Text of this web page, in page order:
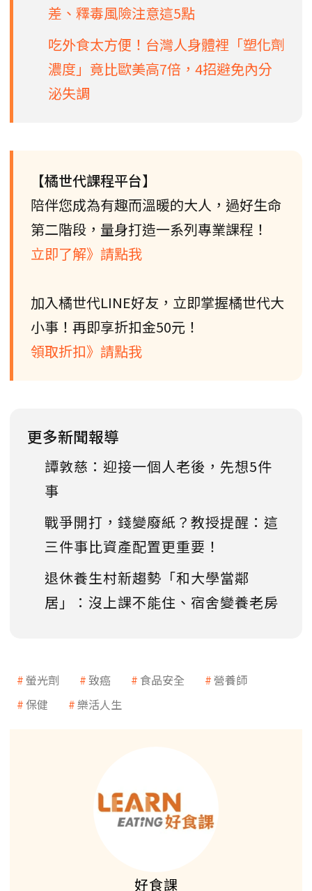
差、釋毒風險注意這5點
吃外食太方便！台灣人身體裡「塑化劑
濃度」竟比歐美高7倍，4招避免內分
泌失調
【橘世代課程平台】
陪伴您成為有趣而溫暖的大人，過好生命
第二階段，量身打造一系列專業課程！
立即了解》請點我
加入橘世代LINE好友，立即掌握橘世代大
小事！再即享折扣金50元！
領取折扣》請點我
更多新聞報導
譚敦慈：迎接一個人老後，先想5件
事
戰爭開打，錢變廢紙？教授提醒：這
三件事比資產配置更重要！
退休養生村新趨勢「和大學當鄰
居」：沒上課不能住、宿舍變養老房
螢光劑 致癌 食品安全
營養師
保健
樂活人生
好食課